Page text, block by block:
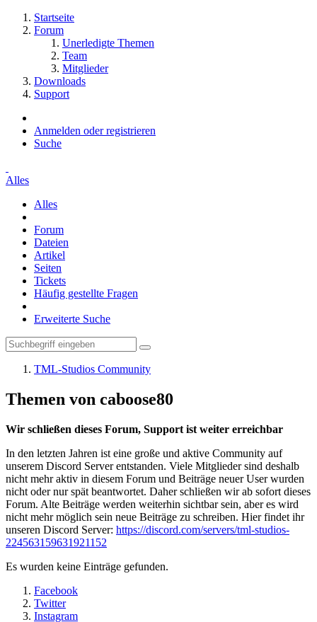
Startseite
Forum
Unerledigte Themen
Team
Mitglieder
Downloads
Support
Anmelden oder registrieren
Suche
Alles
Alles
Forum
Dateien
Artikel
Seiten
Tickets
Häufig gestellte Fragen
Erweiterte Suche
TML-Studios Community
Themen von caboose80
Wir schließen dieses Forum, Support ist weiter erreichbar
In den letzten Jahren ist eine große und aktive Community auf
unserem Discord Server entstanden. Viele Mitglieder sind deshalb
nicht mehr aktiv in diesem Forum und Beiträge neuer User wurden
nicht oder nur spät beantwortet. Daher schließen wir ab sofort dieses
Forum. Alte Beiträge werden weiterhin sichtbar sein, aber es wird
nicht mehr möglich sein neue Beiträge zu schreiben. Hier findet ihr
unseren Discord Server: https://discord.com/servers/tml-studios-
224563159631921152
Es wurden keine Einträge gefunden.
Facebook
Twitter
Instagram